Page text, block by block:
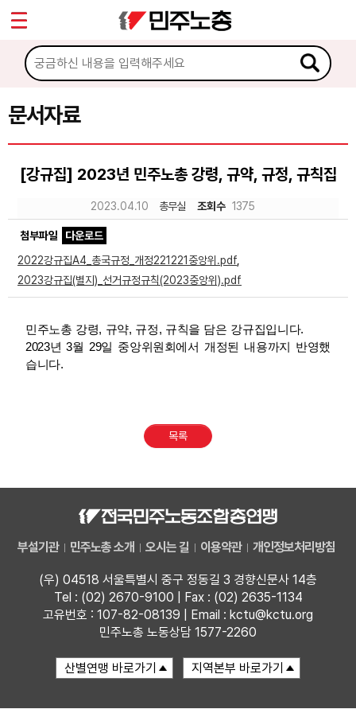
문서자료
[강규집] 2023년 민주노총 강령, 규약, 규정, 규칙집
2023.04.10 총무실 조회수 1375
첨부파일
다운로드
2022강규집A4_총국규정_개정221221중앙위.pdf
2023강규집(별지)_선거규정규칙(2023중앙위).pdf
민주노총 강령, 규약, 규정, 규칙을 담은 강규집입니다.
2023년 3월 29일 중앙위원회에서 개정된 내용까지 반영했
습니다.
목록
부설기관 민주노총 소개 오시는 길 이용약관 개인정보처리방침
(우) 04518 서울특별시 중구 정동길 3 경향신문사 14층
Tel : (02) 2670-9100 | Fax : (02) 2635-1134
고유번호 : 107-82-08139 | Email : kctu@kctu.org
민주노총 노동상담 1577-2260
마이페이지
소개
소식
문서자료
이미지자료
미디어자료
카드뉴스
부설기관
Sketchbook5, 스케치북5
Sketchbook5, 스케치북5